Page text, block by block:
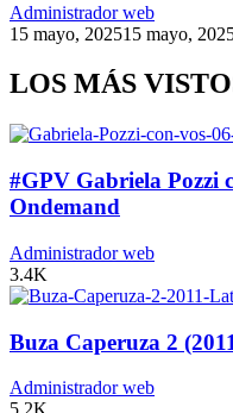
Administrador web
15 mayo, 202515 mayo,
LOS MÁS
#GPV Gabriela Pozzi
Ondemand
Administrador web
3.4K
Buza Caperuza 2
Administrador web